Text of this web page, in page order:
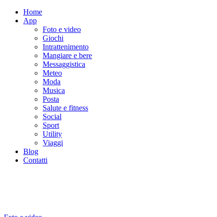
Home
App
Foto e video
Giochi
Intrattenimento
Mangiare e bere
Messaggistica
Meteo
Moda
Musica
Posta
Salute e fitness
Social
Sport
Utility
Viaggi
Blog
Contatti